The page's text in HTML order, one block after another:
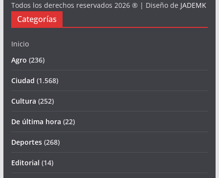
Todos los derechos reservados 2026 ® | Diseño de JADEMK
Categorías
Inicio
Agro (236)
Ciudad (1.568)
Cultura (252)
De última hora (22)
Deportes(268)
Editorial (14)